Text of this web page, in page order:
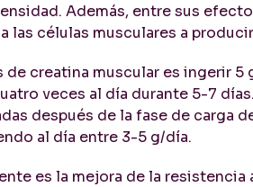
Además, entre sus
las células musculares a
creatina muscular es ingerir 5
veces al día durante 5-7
después de la fase de carga
al día entre 3-5 g/día.
es la mejora de la